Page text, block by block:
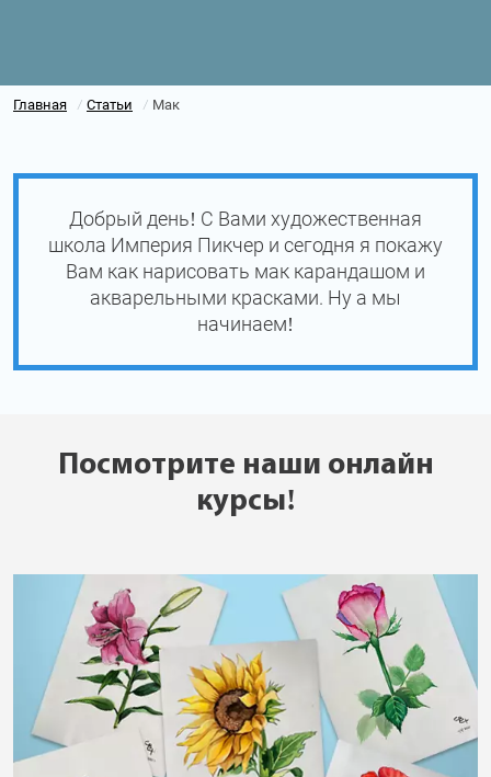
Главная / Статьи / Мак
Добрый день! С Вами художественная
школа Империя Пикчер и сегодня я покажу
Вам как нарисовать мак карандашом и
акварельными красками. Ну а мы
начинаем!
Посмотрите наши онлайн
курсы!